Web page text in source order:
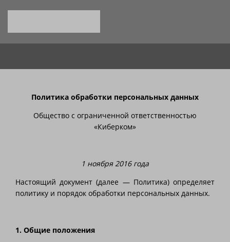
Политика обработки персональных данных
Общество с ограниченной ответственностью
«Киберком»
1 ноября 2016 года
Настоящий документ (далее — Политика) определяет
политику и порядок обработки персональных данных.
1. Общие положения